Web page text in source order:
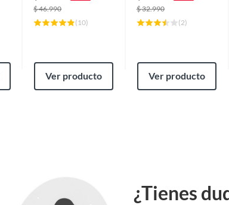
$46.990
( 10)
Ver producto
$32.990
(2)
Ver producto
¿Tienes